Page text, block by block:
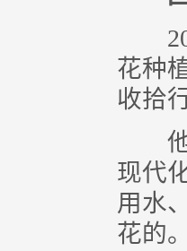
花种
收拾
他
现代
用水
花的。